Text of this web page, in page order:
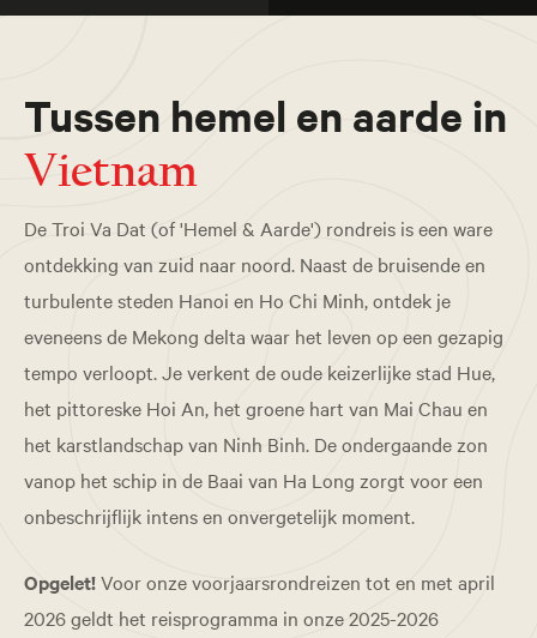
Tussen hemel en aarde in
Vietnam
De Troi Va Dat (of 'Hemel & Aarde') rondreis is een ware
ontdekking van zuid naar noord. Naast de bruisende en
turbulente steden Hanoi en Ho Chi Minh, ontdek je
eveneens de Mekong delta waar het leven op een gezapig
tempo verloopt. Je verkent de oude keizerlijke stad Hue,
het pittoreske Hoi An, het groene hart van Mai Chau en
het karstlandschap van Ninh Binh. De ondergaande zon
vanop het schip in de Baai van Ha Long zorgt voor een
onbeschrijflijk intens en onvergetelijk moment.
Opgelet!Voor onze voorjaarsrondreizen tot en met april
2026 geldt het reisprogramma in onze 2025-2026